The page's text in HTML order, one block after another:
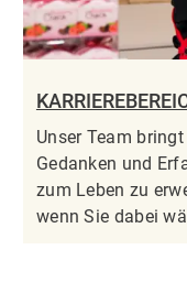
Unser Team
Gedanken und
zum Leben zu
wenn Sie dabei